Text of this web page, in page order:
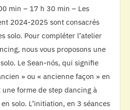
min – 17 h 30 min – Les
2024-2025 sont consacrés
solo. Pour compléter l’atelier
nous vous proposons une
Le Sean-nós, qui signifie
» ou « ancienne façon » en
forme de step dancing à
solo. L’initiation, en 3 séances